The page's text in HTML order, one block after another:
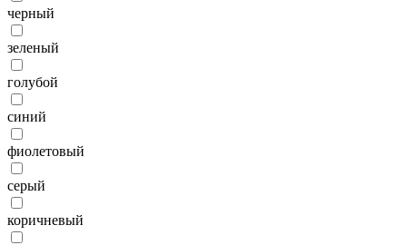
черный
зеленый
голубой
синий
фиолетовый
серый
коричневый